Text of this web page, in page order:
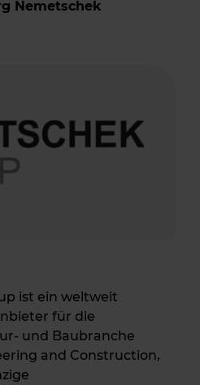
Nemetschek
ist ein weltweit
für die
und Baubranche
and Construction,